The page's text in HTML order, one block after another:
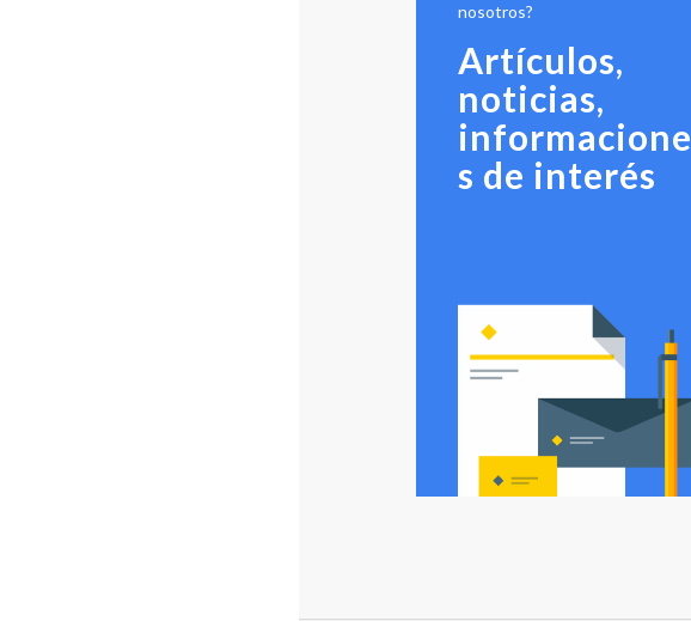
nosotros?
Artículos,
noticias,
informacione
s de interés